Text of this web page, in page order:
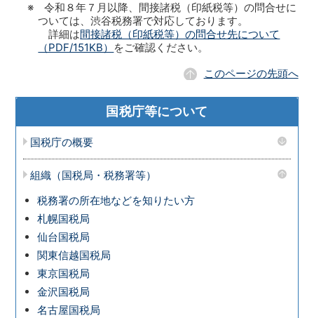
※ 令和８年７月以降、間接諸税（印紙税等）の問合せに
ついては、渋谷税務署で対応しております。
詳細は間接諸税（印紙税等）の問合せ先について
（PDF/151KB） をご確認ください。
このページの先頭へ
国税庁等について
国税庁の概要
組織（国税局・税務署等）
税務署の所在地などを知りたい方
札幌国税局
仙台国税局
関東信越国税局
東京国税局
金沢国税局
名古屋国税局